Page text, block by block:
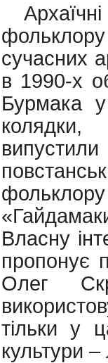
сучасних
в 1990-х
Бурмака
Власну
пропонує
Олег
тільки у
культури –